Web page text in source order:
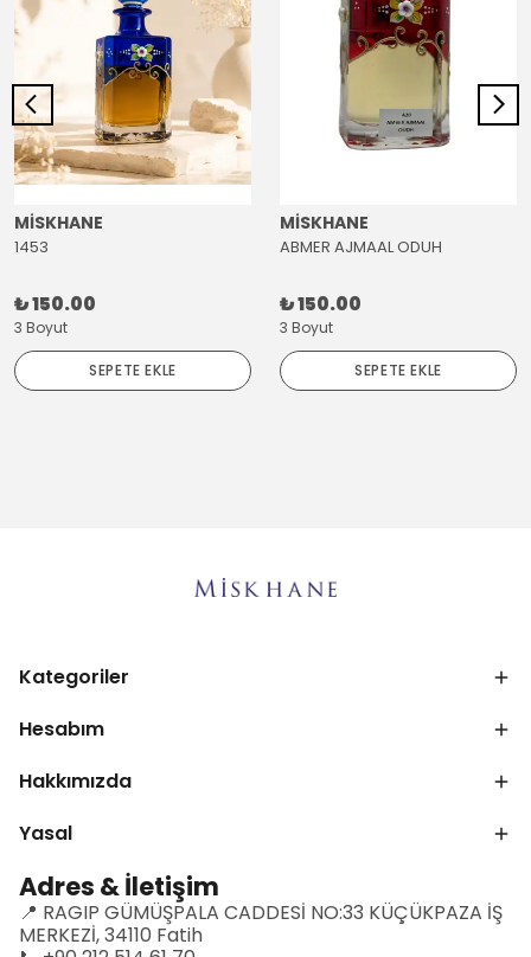
MİSKHANE
1453
₺ 150.00
3 Boyut
SEPETE EKLE
MİSKHANE
ABMER AJMAAL ODUH
₺ 150.00
3 Boyut
SEPETE EKLE
Kategoriler
Hesabım
Hakkımızda
Yasal
Adres & İletişim
📍 RAGIP GÜMÜŞPALA CADDESİ NO:33 KÜÇÜKPAZA İŞ
MERKEZİ, 34110 Fatih